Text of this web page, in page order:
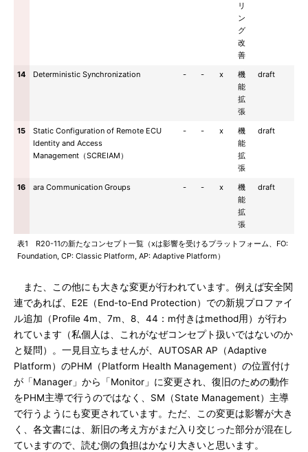
リ
ン
グ
改
善
14 Deterministic Synchronization - - x
機
能
拡
張
draft
15
Static Configuration of Remote ECU
Identity and Access
Management（SCREIAM）
- - x
機
能
拡
張
draft
16 ara Communication Groups - - x
機
能
拡
張
draft
表1 R20-11の新たなコンセプト一覧（xは影響を受けるプラットフォーム、FO:
Foundation, CP: Classic Platform, AP: Adaptive Platform）
また、この他にも大きな変更が行われています。例えば安全関
連であれば、E2E（End-to-End Protection）での新規プロファイ
ル追加（Profile 4m、7m、8、44：m付きはmethod用）が行わ
れています（私個人は、これがなぜコンセプト扱いではないのか
と疑問）。一見目立ちませんが、AUTOSAR AP（Adaptive
Platform）のPHM（Platform Health Management）の位置付け
が「Manager」から「Monitor」に変更され、復旧のための動作
をPHM主導で行うのではなく、SM（State Management）主導
で行うようにも変更されています。ただ、この変更は影響が大き
く、各文書には、新旧の考え方がまだ入り交じった部分が混在し
ていますので、読む側の負担はかなり大きいと思います。